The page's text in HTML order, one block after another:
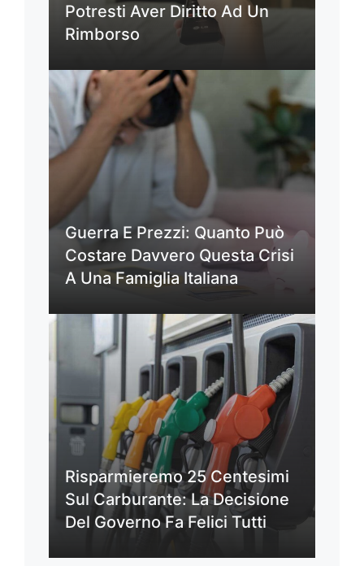
Potresti Aver Diritto Ad Un
Rimborso
Guerra E Prezzi: Quanto Può
Costare Davvero Questa Crisi
A Una Famiglia Italiana
Risparmieremo 25 Centesimi
Sul Carburante: La Decisione
Del Governo Fa Felici Tutti